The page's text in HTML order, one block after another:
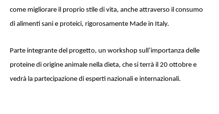
come migliorare il proprio stile di vita, anche attraverso il consumo
di alimenti sani e proteici, rigorosamente Made in Italy.
Parte integrante del progetto, un workshop sull’importanza delle
proteine di origine animale nella dieta, che si terrà il 20 ottobre e
vedrà la partecipazione di esperti nazionali e internazionali.